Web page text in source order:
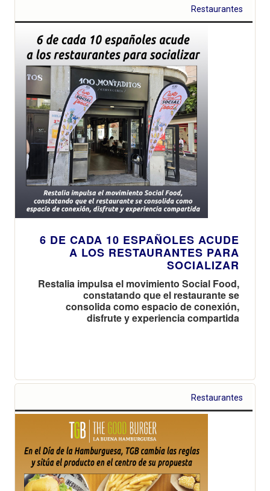
Restaurantes
6 DE CADA 10 ESPAÑOLES ACUDE
A LOS RESTAURANTES PARA
SOCIALIZAR
Restalia impulsa el movimiento Social Food,
constatando que el restaurante se
consolida como espacio de conexión,
disfrute y experiencia compartida
Restaurantes